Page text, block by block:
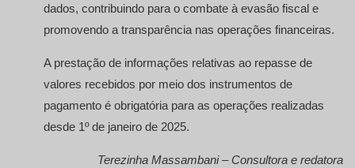
dados, contribuindo para o combate à evasão fiscal e
promovendo a transparência nas operações financeiras.
A prestação de informações relativas ao repasse de
valores recebidos por meio dos instrumentos de
pagamento é obrigatória para as operações realizadas
desde 1º de janeiro de 2025.
Terezinha Massambani – Consultora e redatora